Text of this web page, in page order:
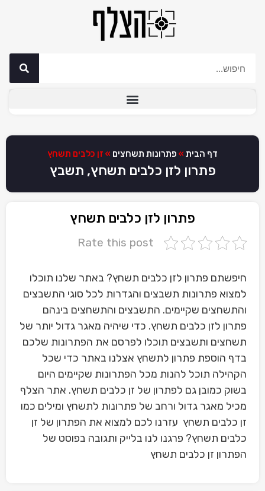
דף הבית » פתרונות תשחצים » זן כלבים תשחץ
פתרון לזן כלבים תשחץ, תשבץ
פתרון לזן כלבים תשחץ
Rate this post
חיפשתם פתרון לזן כלבים תשחץ? באתר שלנו תוכלו
למצוא פתרונות תשבצים והגדרות לכל סוגי התשבצים
והתשחצים שקיימים. התשבצים והתשחצים בינהם
פתרון לזן כלבים תשחץ. כדי שיהיה מאגר גדול יותר של
תשחצים ותשבצים תוכלו לפרסם את הפתרונות שלכם
בדף הוספת פתרון לתשחץ אצלנו באתר כדי שכל
הקהילה תוכל להנות מכל הפתרונות שקיימים היום
בשוק כמובן גם לפתרון של זן כלבים תשחץ. אתר הצלף
מכיל מאגר גדול ורחב של פתרונות לתשחץ ומילים כמו
זן כלבים תשחץ עזרנו לכם למצוא את הפתרון של זן
כלבים תשחץ? פרגנו לנו בלייק ותגובה בפוסט של
הפתרון זן כלבים תשחץ